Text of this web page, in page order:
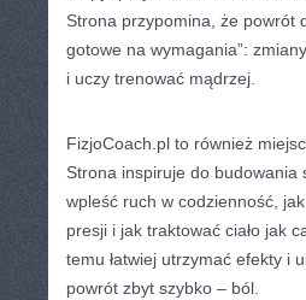
Strona przypomina, że powrót
gotowe na wymagania”:
i uczy trenować mądrzej.
FizjoCoach.pl to również
Strona inspiruje do
wpleść ruch w codzienność,
presji i jak traktować ciało jak
temu łatwiej utrzymać efekty i
powrót zbyt szybko – ból.